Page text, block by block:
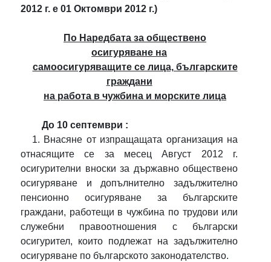
2012 г. е 01 Октомври 2012 г.)
По Наредбата за обществено
осигуряване на
самоосигуряващите се лица, българските
граждани
на работа в чужбина и морските лица
До 10 септември :
1. Внасяне от изпращащата организация на
отнасящите се за месец Август 2012 г.
осигурителни вноски за държавно обществено
осигуряване и допълнително задължително
пенсионно осигуряване за българските
граждани, работещи в чужбина по трудови или
служебни правоотношения с български
осигурител, които подлежат на задължително
осигуряване по българското законодателство.